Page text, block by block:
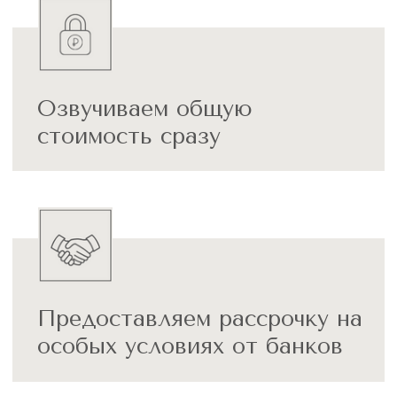
Отзывы пациентов
У меня был неправильный прикус и
боялась, что лечение на брекетах
но зря, если бы я знала, как будет
проходить процесс лечения -
что теперь можно улыбаться без
стеснения и волнения из-за
неидеальной улыбки.
+7-919-87XXXXX